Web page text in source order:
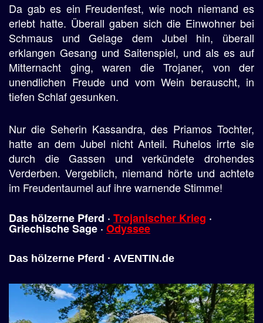
Da gab es ein Freudenfest, wie noch niemand es
erlebt hatte. Überall gaben sich die Einwohner bei
Schmaus und Gelage dem Jubel hin, überall
erklangen Gesang und Saitenspiel, und als es auf
Mitternacht ging, waren die Trojaner, von der
unendlichen Freude und vom Wein berauscht, in
tiefen Schlaf gesunken.
Nur die Seherin Kassandra, des Priamos Tochter,
hatte an dem Jubel nicht Anteil. Ruhelos irrte sie
durch die Gassen und verkündete drohendes
Verderben. Vergeblich, niemand hörte und achtete
im Freudentaumel auf ihre warnende Stimme!
Das hölzerne Pferd · Trojanischer Krieg ·
Griechische Sage · Odyssee
Das hölzerne Pferd · AVENTIN.de